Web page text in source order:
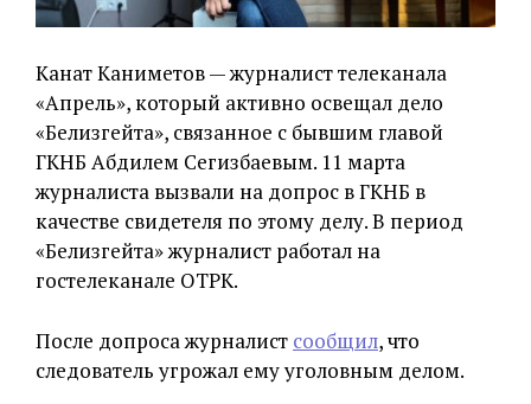
Канат Каниметов — журналист телеканала
«Апрель», который активно освещал дело
«Белизгейта», связанное с бывшим главой
ГКНБ Абдилем Сегизбаевым. 11 марта
журналиста вызвали на допрос в ГКНБ в
качестве свидетеля по этому делу. В период
«Белизгейта» журналист работал на
гостелеканале ОТРК.
После допроса журналист сообщил, что
следователь угрожал ему уголовным делом.